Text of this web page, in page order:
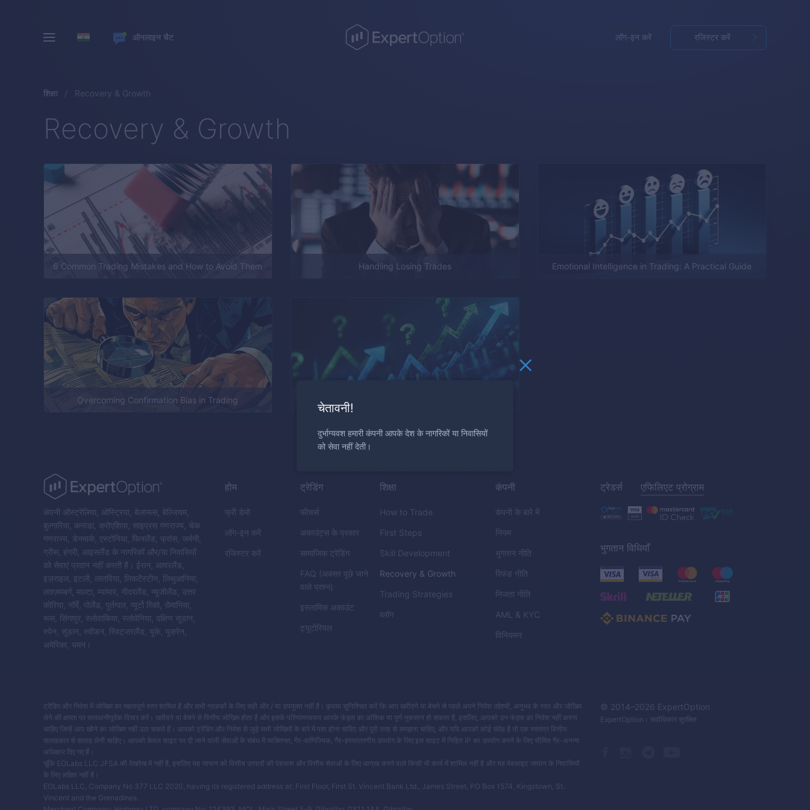
ऑनलाइन चैट लॉग-इन करें रजिस्टर करें
शिक्षा Recovery & Growth
Recovery & Growth
6 Common Trading Mistakes and How to Avoid Them Handling Losing Trades Emotional Intelligence in Trading: A Practical Guide
Overcoming Confirmation Bias in Trading Understanding Lucky Streaks in Trading
कंपनी ऑस्ट्रेलिया, ऑस्ट्रिया, बेलारूस, बेल्जियम,
बुल्गारिया, कनाडा, क्रोएशिया, साइप्रस गणराज्य, चेक
गणराज्य, डेनमार्क, एस्टोनिया, फिनलैंड, फ्रांस, जर्मनी,
ग्रीस, हंगरी, आइसलैंड के नागरिकों और/या निवासियों
को सेवाएं प्रदान नहीं करती है। ईरान, आयरलैंड,
इज़राइल, इटली, लातविया, लिकटेंस्टीन, लिथुआनिया,
लक्ज़मबर्ग, माल्टा, म्यांमार, नीदरलैंड, न्यूजीलैंड, उत्तर
कोरिया, नॉर्वे, पोलैंड, पुर्तगाल, प्यूर्टो रिको, रोमानिया,
रूस, सिंगापुर, स्लोवाकिया, स्लोवेनिया, दक्षिण सूडान,
स्पेन, सूडान, स्वीडन, स्विट्जरलैंड, यूके, यूक्रेन,
अमेरिका, यमन।
होम
फ्री डेमो
लॉग-इन करें
रजिस्टर करें
ट्रेडिंग
फीचर्स
अकाउंट्स के प्रकार
सामाजिक ट्रेडिंग
FAQ (अक्सर पूछे जाने
वाले प्रश्न)
इस्लामिक अकाउंट
ट्यूटोरियल
शिक्षा
How to Trade
First Steps
Skill Development
Recovery & Growth
Trading Strategies
ब्लॉग
कंपनी
कंपनी के बारे में
नियम
भुगतान नीति
रिफंड नीति
निजता नीति
AML
& KYC
विनियमन
ट्रेडर्स एफिलिएट प्रोग्राम
भुगतान विधियाँ
ट्रेडिंग और निवेश में जोखिम का महत्वपूर्ण स्तर शामिल है और सभी ग्राहकों के लिए सही और / या उपयुक्त नहीं है। कृपया सुनिश्चित करें कि आप खरीदने या बेचने से पहले अपने निवेश उद्देश्यों, अनुभव के स्तर और जोखिम
लेने की क्षमता पर सावधानीपूर्वक विचार करें। खरीदने या बेचने से वित्तीय जोखिम होता है और इसके परिणामस्वरूप आपके फंड्स का आंशिक या पूर्ण नुकसान हो सकता है, इसलिए, आपको उन फंड्स का निवेश नहीं करना
चाहिए जिन्हें आप खोने का जोखिम नहीं उठा सकते हैं। आपको ट्रेडिंग और निवेश से जुड़े सभी जोखिमों के बारे में पता होना चाहिए और पूरी तरह से समझना चाहिए, और यदि आपको कोई संदेह है तो एक स्वतंत्र वित्तीय
सलाहकार से सलाह लेनी चाहिए। आपको केवल साइट पर दी जाने वाली सेवाओं के संबंध में व्यक्तिगत, गैर-वाणिज्यिक, गैर-हस्तांतरणीय उपयोग के लिए इस साइट में निहित IP का उपयोग करने के लिए सीमित गैर-अनन्य
अधिकार दिए गए हैं।
चूंकि EOLabs LLC JFSA की देखरेख में नहीं है, इसलिए यह जापान को वित्तीय उत्पादों की पेशकश और वित्तीय सेवाओं के लिए आग्रह करने वाले किसी भी कार्य में शामिल नहीं है और यह वेबसाइट जापान के निवासियों
के लिए लक्षित नहीं है।
EOLabs LLC, Company No 377 LLC 2020, having its registered address at: First Floor, First St. Vincent Bank Ltd., James Street, PO Box 1574, Kingstown, St.
Vincent and the Grenadines.
© 2014– 2026 ExpertOption
ExpertOption । सर्वाधिकार सुरक्षित
चेतावनी!
दुर्भाग्यवश हमारी कंपनी आपके देश के नागरिकों या निवासियों
को सेवा नहीं देती।